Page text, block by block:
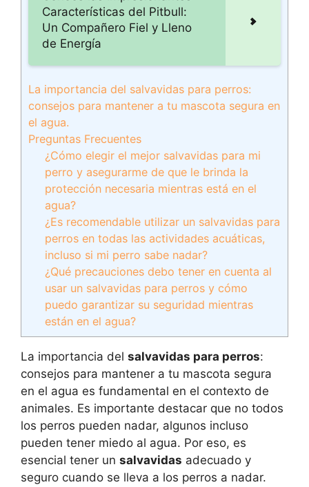
Características del Pitbull:
Un Compañero Fiel y Lleno
de Energía
La importancia del salvavidas para perros:
consejos para mantener a tu mascota segura en
el agua.
Preguntas Frecuentes
¿Cómo elegir el mejor salvavidas para mi
perro y asegurarme de que le brinda la
protección necesaria mientras está en el
agua?
¿Es recomendable utilizar un salvavidas para
perros en todas las actividades acuáticas,
incluso si mi perro sabe nadar?
¿Qué precauciones debo tener en cuenta al
usar un salvavidas para perros y cómo
puedo garantizar su seguridad mientras
están en el agua?
La importancia del salvavidas para perros:
consejos para mantener a tu mascota segura
en el agua es fundamental en el contexto de
animales. Es importante destacar que no todos
los perros pueden nadar, algunos incluso
pueden tener miedo al agua. Por eso, es
esencial tener un salvavidas adecuado y
seguro cuando se lleva a los perros a nadar.